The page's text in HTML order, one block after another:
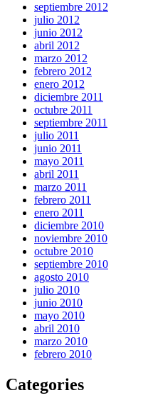
septiembre 2012
julio 2012
junio 2012
abril 2012
marzo 2012
febrero 2012
enero 2012
diciembre 2011
octubre 2011
septiembre 2011
julio 2011
junio 2011
mayo 2011
abril 2011
marzo 2011
febrero 2011
enero 2011
diciembre 2010
noviembre 2010
octubre 2010
septiembre 2010
agosto 2010
julio 2010
junio 2010
mayo 2010
abril 2010
marzo 2010
febrero 2010
Categories